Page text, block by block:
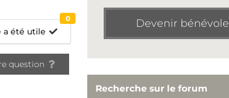
a été utile
0
question
Devenir bénévole
Recherche sur le forum